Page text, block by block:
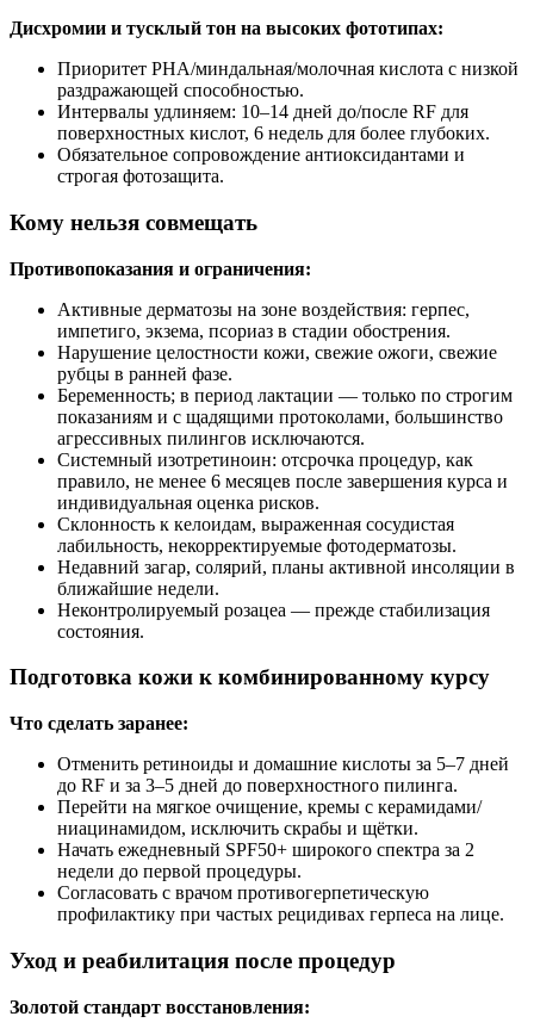
Дисхромии и тусклый тон на высоких фототипах:
Приоритет PHA/миндальная/молочная кислота с низкой
раздражающей способностью.
Интервалы удлиняем: 10–14 дней до/после RF для
поверхностных кислот, 6 недель для более глубоких.
Обязательное сопровождение антиоксидантами и
строгая фотозащита.
Кому нельзя совмещать
Противопоказания и ограничения:
Активные дерматозы на зоне воздействия: герпес,
импетиго, экзема, псориаз в стадии обострения.
Нарушение целостности кожи, свежие ожоги, свежие
рубцы в ранней фазе.
Беременность; в период лактации — только по строгим
показаниям и с щадящими протоколами, большинство
агрессивных пилингов исключаются.
Системный изотретиноин: отсрочка процедур, как
правило, не менее 6 месяцев после завершения курса и
индивидуальная оценка рисков.
Склонность к келоидам, выраженная сосудистая
лабильность, некорректируемые фотодерматозы.
Недавний загар, солярий, планы активной инсоляции в
ближайшие недели.
Неконтролируемый розацеа — прежде стабилизация
состояния.
Подготовка кожи к комбинированному курсу
Что сделать заранее:
Отменить ретиноиды и домашние кислоты за 5–7 дней
до RF и за 3–5 дней до поверхностного пилинга.
Перейти на мягкое очищение, кремы с керамидами/
ниацинамидом, исключить скрабы и щётки.
Начать ежедневный SPF50+ широкого спектра за 2
недели до первой процедуры.
Согласовать с врачом противогерпетическую
профилактику при частых рецидивах герпеса на лице.
Уход и реабилитация после процедур
Золотой стандарт восстановления: